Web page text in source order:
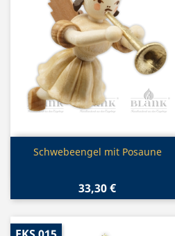
Vorschau
Schwebeengel mit Posaune
33,30 €